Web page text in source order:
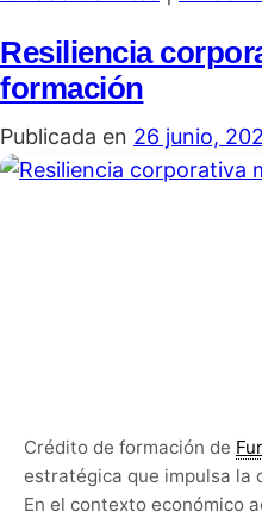
Resiliencia
formación
Publicada en 26 junio,
Crédito de formación de
estratégica que impulsa la
En el contexto económico